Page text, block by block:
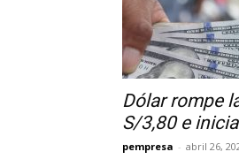
Dólar rompe
S/3,80 e
pempresa - abril 26,